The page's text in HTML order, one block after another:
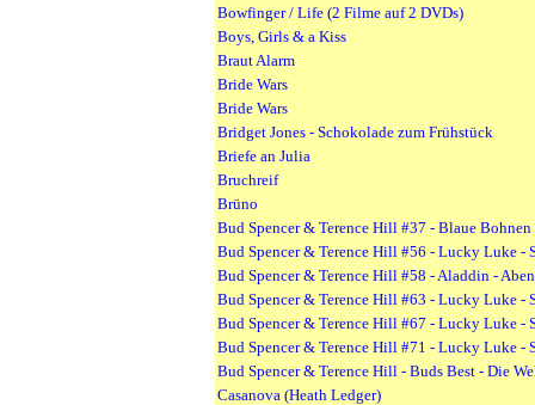
Bowfinger / Life (2 Filme auf 2 DVDs)
Boys, Girls & a Kiss
Braut Alarm
Bride Wars
Bride Wars
Bridget Jones - Schokolade zum Frühstück
Briefe an Julia
Bruchreif
Brüno
Bud Spencer & Terence Hill #37 - Blaue
Bud Spencer & Terence Hill #56 - Lucky Luke -
Bud Spencer & Terence Hill #58 - Aladdin -
Bud Spencer & Terence Hill #63 - Lucky Luke -
Bud Spencer & Terence Hill #67 - Lucky Luke -
Bud Spencer & Terence Hill #71 - Lucky Luke -
Bud Spencer & Terence Hill - Buds Best - Die
Casanova (Heath Ledger)